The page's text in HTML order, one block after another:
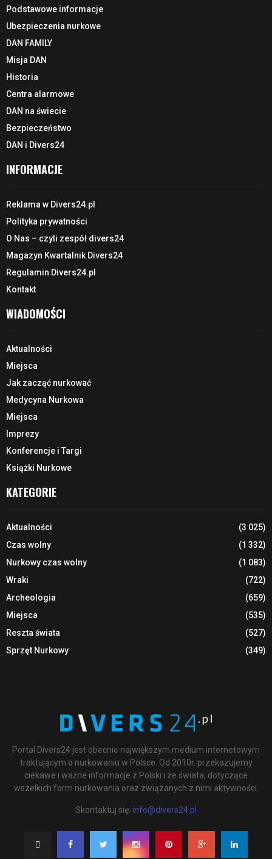
Podstawowe informacje
Ubezpieczenia nurkowe
DAN FAMILY
Misja DAN
Historia
Centra alarmowe
DAN na świecie
Bezpieczeństwo
DAN i Divers24
INFORMACJE
Reklama w Divers24.pl
Polityka prywatności
O Nas – czyli zespół divers24
Magazyn Kwartalnik Divers24
Regulamin Divers24.pl
Kontakt
WIADOMOŚCI
Aktualności
Miejsca
Jak zacząć nurkować
Medycyna Nurkowa
Miejsca
Imprezy
Konferencje i Targi
Książki Nurkowe
KATEGORIE
Aktualności
(3 025)
Czas wolny
(1 332)
Nurkowy czas wolny
(1 083)
Wraki
(722)
Archeologia
(659)
Miejsca
(535)
Reszta świata
(527)
Sprzęt Nurkowy
(349)
Portal Divers24 jest obecnie największym medium internetowym
traktującym o nurkowaniu w Polsce. Od 2010r. przekazujemy
ciekawe i ważne informacje z Polski i ze świata, dotyczące
wszelkich form nurkowania oraz związanych z nimi aktywności.
Skontaktuj się: info@divers24.pl